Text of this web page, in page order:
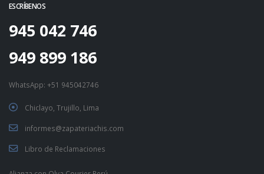
ESCRÍBENOS
945 042 746
949 899 186
WhatsApp: +51 945042746
Chiclayo, Trujillo, Lima
informes@zapateriachis.com
Libro de Reclamaciones